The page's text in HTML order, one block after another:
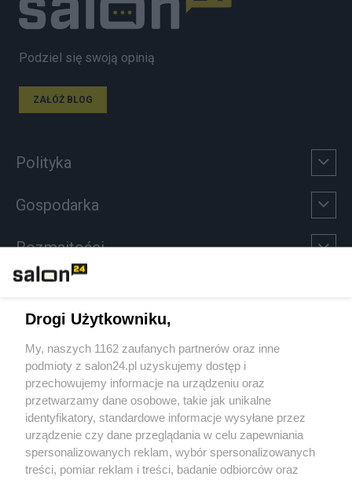
Podziel się swoją opinią
ZAŁÓŻ BLOG
Polityka
Gospodarka
Rozmaitości
Sport
Społeczeństwo
Kultura
Drogi Użytkowniku,
My, naszych 1162 zaufanych partnerów oraz inne
podmioty z salon24.pl uzyskujemy dostęp i
przechowujemy informacje na urządzeniu oraz
przetwarzamy dane osobowe, takie jak unikalne
identyfikatory, standardowe informacje wysyłane przez
urządzenie czy dane przeglądania w celu zapewniania
spersonalizowanych reklam, wybór spersonalizowanych
treści, pomiar reklam i treści, badanie odbiorców oraz